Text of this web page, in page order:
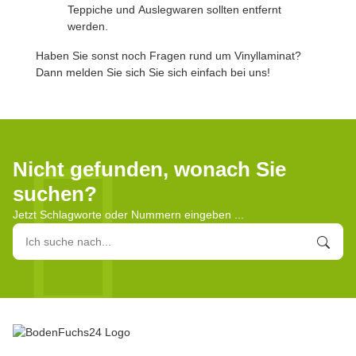
Teppiche und Auslegwaren sollten entfernt
werden.
Haben Sie sonst noch Fragen rund um Vinyllaminat?
Dann melden Sie sich Sie sich einfach bei uns!
Nicht gefunden, wonach Sie
suchen?
Jetzt Schlagworte oder Nummern eingeben ...